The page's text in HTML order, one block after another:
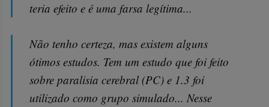
teria efeito e é uma farsa legítima...
Não tenho certeza, mas existem alguns
ótimos estudos. Tem um estudo que foi feito
sobre paralisia cerebral (PC) e 1.3 foi
utilizado como grupo simulado... Nesse